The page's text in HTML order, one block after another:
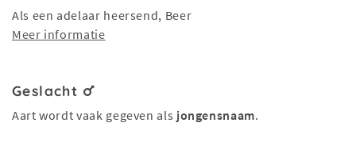
Als een adelaar heersend, Beer
Meer informatie
Geslacht
Aart wordt vaak gegeven als jongensnaam.